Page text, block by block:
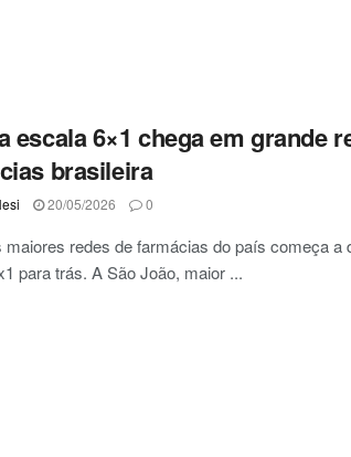
escala 6×1 chega em grande
brasileira
20/05/2026 0
maiores redes de farmácias do país começa a
para trás. A São João, maior ...